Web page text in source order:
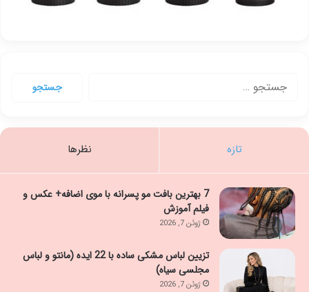
تازه نظرها
7 بهترین بافت مو پسرانه با موی اضافه+ عکس و
فیلم آموزش
ژوئن 7, 2026
تزیین لباس مشکی ساده با 22 ایده (مانتو و لباس
مجلسی سیاه)
ژوئن 7, 2026